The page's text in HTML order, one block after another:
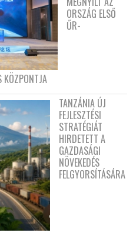
ORSZÁG ELSŐ
ŰR-
KÖZPONTJA
TANZÁNIA ÚJ
FEJLESZTÉSI
STRATÉGIÁT
HIRDETETT A
GAZDASÁGI
NÖVEKEDÉS
FELGYORSÍTÁSÁRA